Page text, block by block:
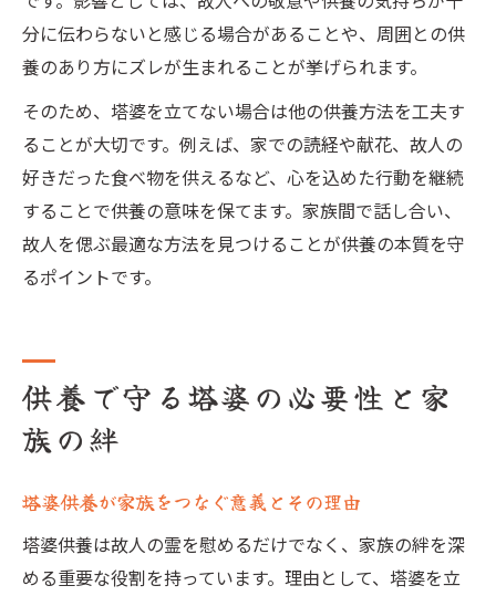
分に伝わらないと感じる場合があることや、周囲との供
養のあり方にズレが生まれることが挙げられます。
そのため、塔婆を立てない場合は他の供養方法を工夫す
ることが大切です。例えば、家での読経や献花、故人の
好きだった食べ物を供えるなど、心を込めた行動を継続
することで供養の意味を保てます。家族間で話し合い、
故人を偲ぶ最適な方法を見つけることが供養の本質を守
るポイントです。
供養で守る塔婆の必要性と家
族の絆
塔婆供養が家族をつなぐ意義とその理由
塔婆供養は故人の霊を慰めるだけでなく、家族の絆を深
める重要な役割を持っています。理由として、塔婆を立